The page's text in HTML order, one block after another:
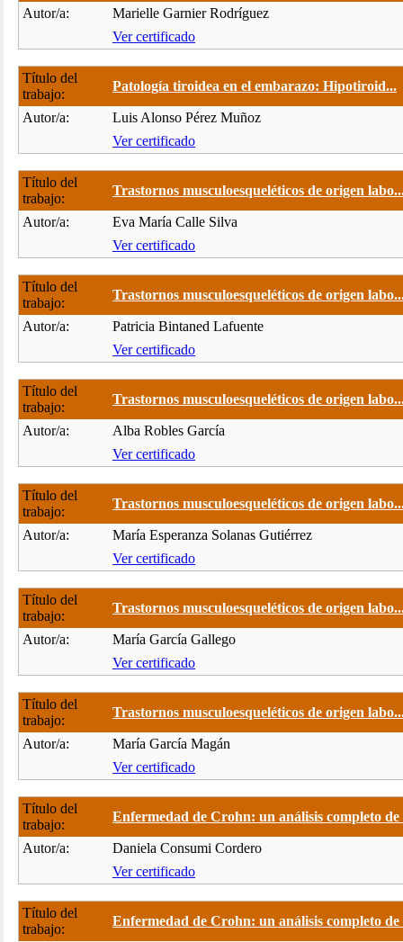
Autor/a:
Marielle Garnier Rodríguez
Ver certificado
Título del
trabajo:
Patología tiroidea en el embarazo: Hipotiroid...
Autor/a:
Luis Alonso Pérez Muñoz
Ver certificado
Título del
trabajo:
Trastornos musculoesqueléticos de origen
Autor/a:
Eva María Calle Silva
Ver certificado
Título del
trabajo:
Trastornos musculoesqueléticos de origen
Autor/a:
Patricia Bintaned Lafuente
Ver certificado
Título del
trabajo:
Trastornos musculoesqueléticos de origen
Autor/a:
Alba Robles García
Ver certificado
Título del
trabajo:
Trastornos musculoesqueléticos de origen
Autor/a:
María Esperanza Solanas Gutiérrez
Ver certificado
Título del
trabajo:
Trastornos musculoesqueléticos de origen
Autor/a:
María García Gallego
Ver certificado
Título del
trabajo:
Trastornos musculoesqueléticos de origen
Autor/a:
María García Magán
Ver certificado
Título del
trabajo:
Enfermedad de Crohn: un análisis completo de
Autor/a:
Daniela Consumi Cordero
Ver certificado
Título del
trabajo:
Enfermedad de Crohn: un análisis completo de